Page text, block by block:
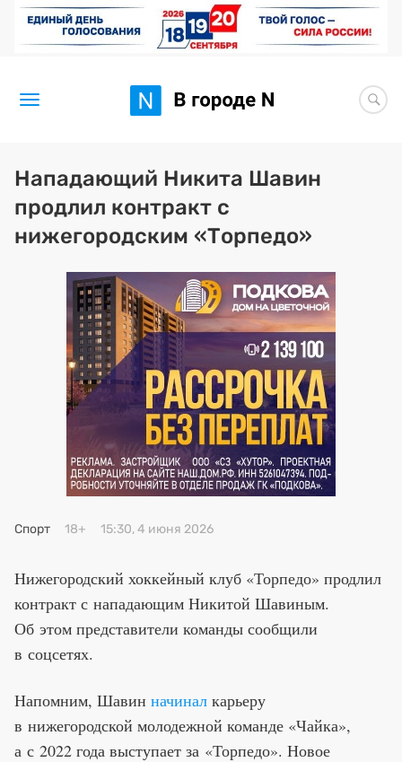
Новости
Статьи
Здоровье
BORЩ
Искусство исцелять
Премия 2026 (текущая)
Премия 2025
Эксперты
Нападающий Никита Шавин
продлил контракт с
нижегородским «Торпедо»
Спорт 18+ 15:30, 4 июня 2026
Нижегородский хоккейный клуб «Торпедо» продлил
контракт с нападающим Никитой Шавиным.
Об этом представители команды сообщили
в соцсетях.
Напомним, Шавин начинал карьеру
в нижегородской молодежной команде «Чайка»,
а с 2022 года выступает за «Торпедо». Новое